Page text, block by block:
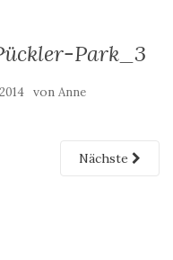
Park_3
von Anne
Nächste